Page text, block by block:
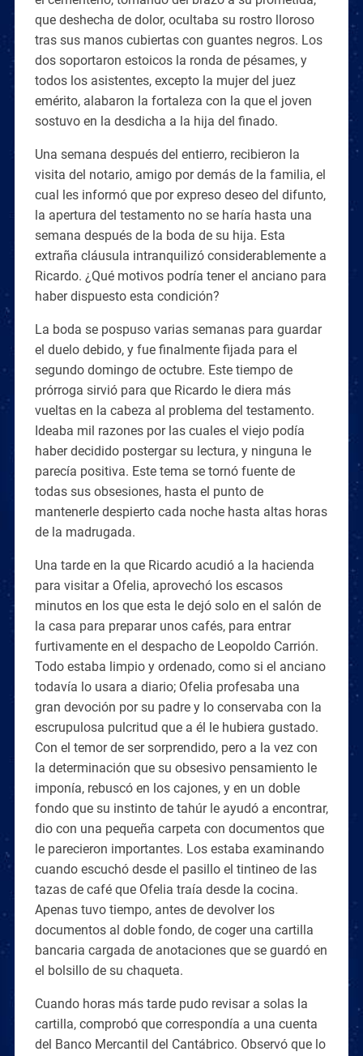
que deshecha de dolor, ocultaba su rostro lloroso
tras sus manos cubiertas con guantes negros. Los
dos soportaron estoicos la ronda de pésames, y
todos los asistentes, excepto la mujer del juez
emérito, alabaron la fortaleza con la que el joven
sostuvo en la desdicha a la hija del finado.
Una semana después del entierro, recibieron la
visita del notario, amigo por demás de la familia, el
cual les informó que por expreso deseo del difunto,
la apertura del testamento no se haría hasta una
semana después de la boda de su hija. Esta
extraña cláusula intranquilizó considerablemente a
Ricardo. ¿Qué motivos podría tener el anciano para
haber dispuesto esta condición?
La boda se pospuso varias semanas para guardar
el duelo debido, y fue finalmente fijada para el
segundo domingo de octubre. Este tiempo de
prórroga sirvió para que Ricardo le diera más
vueltas en la cabeza al problema del testamento.
Ideaba mil razones por las cuales el viejo podía
haber decidido postergar su lectura, y ninguna le
parecía positiva. Este tema se tornó fuente de
todas sus obsesiones, hasta el punto de
mantenerle despierto cada noche hasta altas horas
de la madrugada.
Una tarde en la que Ricardo acudió a la hacienda
para visitar a Ofelia, aprovechó los escasos
minutos en los que esta le dejó solo en el salón de
la casa para preparar unos cafés, para entrar
furtivamente en el despacho de Leopoldo Carrión.
Todo estaba limpio y ordenado, como si el anciano
todavía lo usara a diario; Ofelia profesaba una
gran devoción por su padre y lo conservaba con la
escrupulosa pulcritud que a él le hubiera gustado.
Con el temor de ser sorprendido, pero a la vez con
la determinación que su obsesivo pensamiento le
imponía, rebuscó en los cajones, y en un doble
fondo que su instinto de tahúr le ayudó a encontrar,
dio con una pequeña carpeta con documentos que
le parecieron importantes. Los estaba examinando
cuando escuchó desde el pasillo el tintineo de las
tazas de café que Ofelia traía desde la cocina.
Apenas tuvo tiempo, antes de devolver los
documentos al doble fondo, de coger una cartilla
bancaria cargada de anotaciones que se guardó en
el bolsillo de su chaqueta.
Cuando horas más tarde pudo revisar a solas la
cartilla, comprobó que correspondía a una cuenta
del Banco Mercantil del Cantábrico. Observó que lo